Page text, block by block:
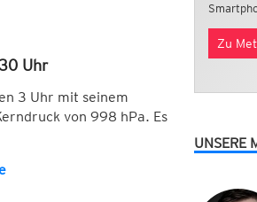
Uhr
3 Uhr mit seinem
von 998 hPa. Es
Zu
UNSERE